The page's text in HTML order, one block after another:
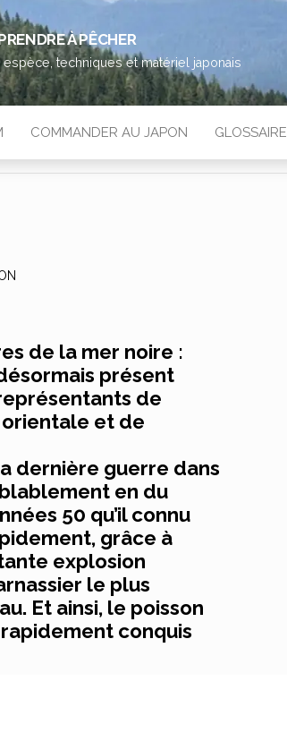
À PÊCHER
techniques et matériel japonais
COMMANDER AU JAPON GLOSSAIRE
de la mer noire :
présent
de
orientale et de
dernière guerre dans
en du
50 qu’il connu
grâce à
explosion
le plus
Et ainsi, le poisson
conquis